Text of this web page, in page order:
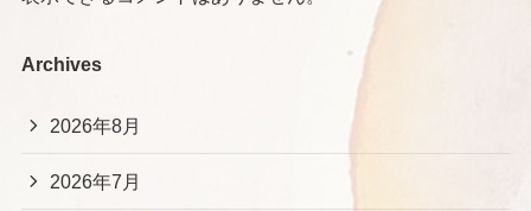
Archives
2026年8月
2026年7月